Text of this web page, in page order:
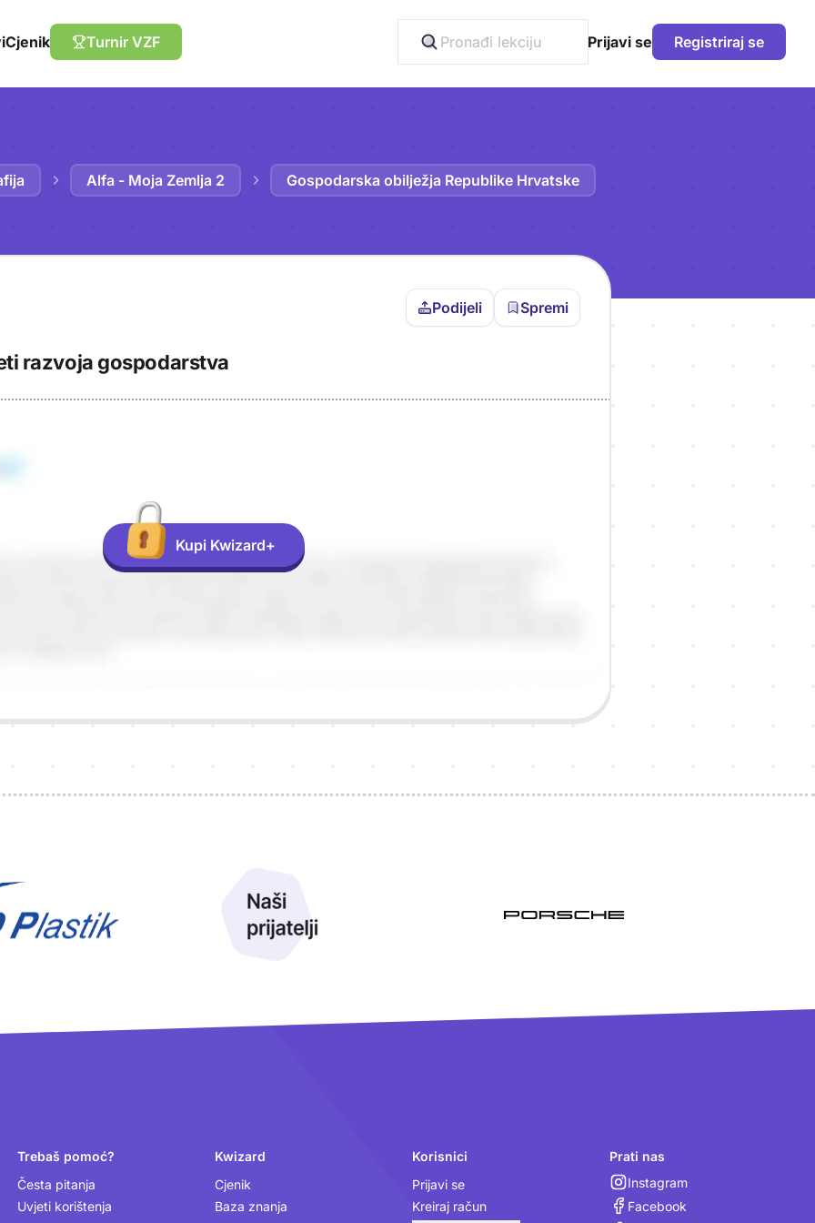
Cjenik Turnir VZF Prijavi se Registriraj se
Alfa - Moja Zemlja 2 Gospodarska obilježja Republike Hrvatske
Podijeli Spremi
razvoja gospodarstva
Kupi Kwizard+
Trebaš pomoć?
Česta pitanja
Uvjeti korištenja
Kwizard
Cjenik
Baza znanja
Korisnici
Prijavi se
Kreiraj račun
Prati nas
Instagram
Facebook